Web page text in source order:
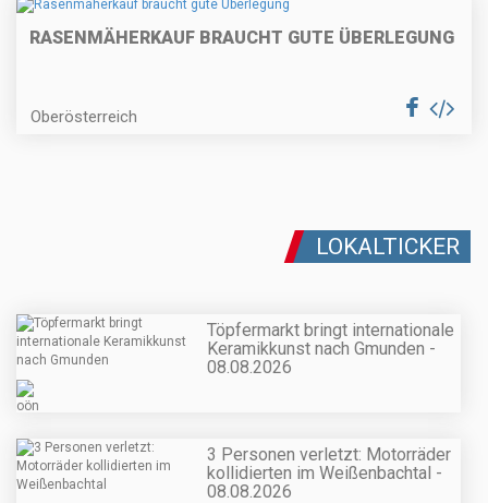
RASENMÄHERKAUF BRAUCHT GUTE ÜBERLEGUNG
Oberösterreich
LOKALTICKER
Töpfermarkt bringt internationale
Keramikkunst nach Gmunden -
08.08.2026
3 Personen verletzt: Motorräder
kollidierten im Weißenbachtal -
08.08.2026